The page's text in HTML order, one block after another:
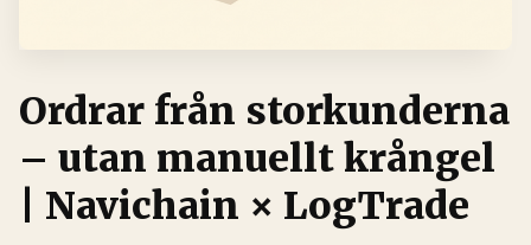
Ordrar från storkunderna
– utan manuellt krångel
| Navichain × LogTrade